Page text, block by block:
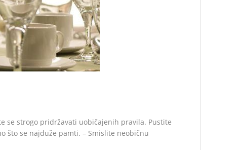
se strogo pridržavati uobičajenih pravila. Pustite
što se najduže pamti. – Smislite neobičnu